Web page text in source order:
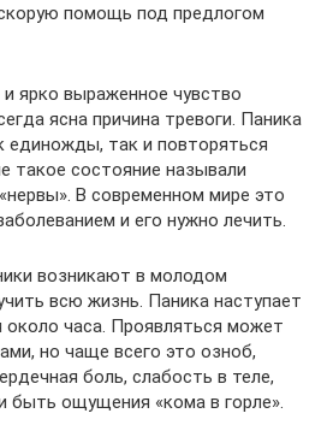
помощь под предлогом
ярко выраженное чувство
ясна причина тревоги. Паника
единожды, так и повторяться
такое состояние называли
В современном мире это
и его нужно лечить.
возникают в молодом
всю жизнь. Паника наступает
часа. Проявляться может
но чаще всего это озноб,
боль, слабость в теле,
быть ощущения «кома в горле».